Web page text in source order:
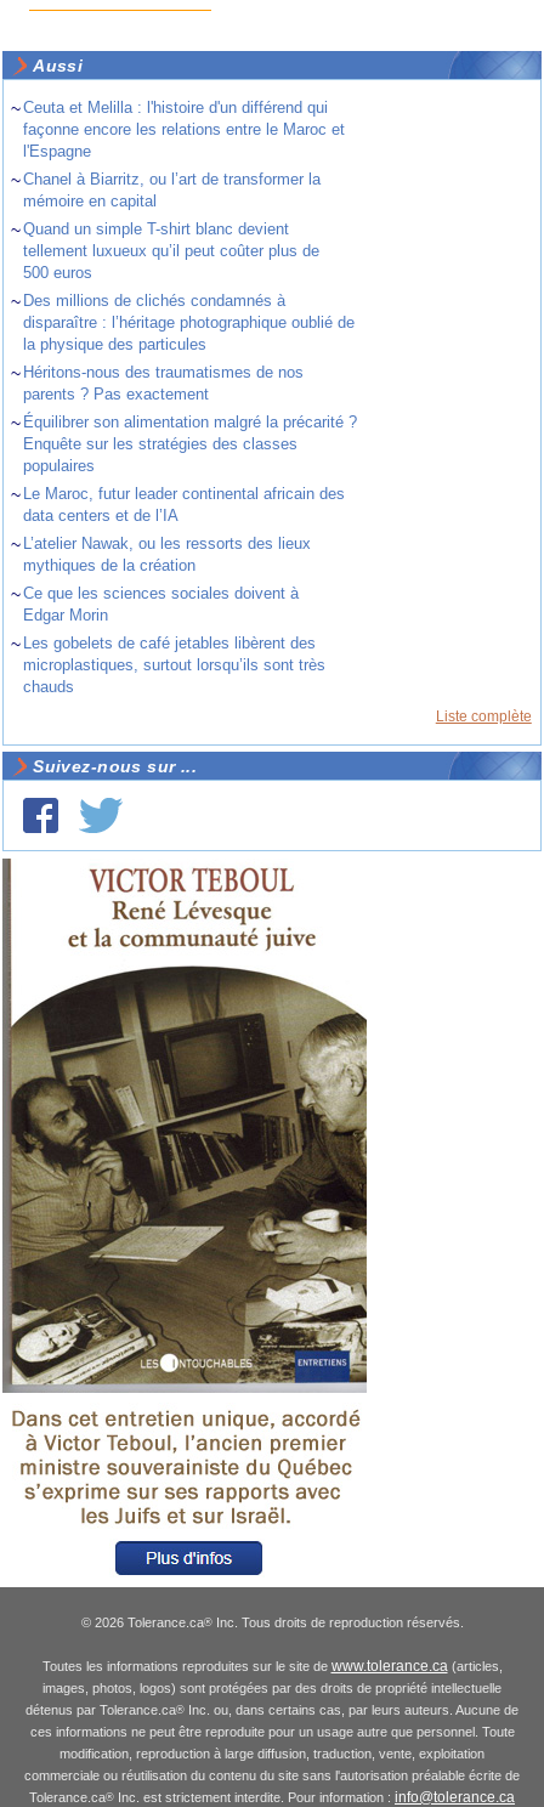
Aussi
~Ceuta et Melilla : l'histoire d'un différend qui
façonne encore les relations entre le Maroc et
l'Espagne
~Chanel à Biarritz, ou l’art de transformer la
mémoire en capital
~Quand un simple T-shirt blanc devient
tellement luxueux qu’il peut coûter plus de
500 euros
~ Des millions de clichés condamnés à
disparaître : l’héritage photographique oublié de
la physique des particules
~ Héritons-nous des traumatismes de nos
parents ? Pas exactement
~ Équilibrer son alimentation malgré la précarité ?
Enquête sur les stratégies des classes
populaires
~ Le Maroc, futur leader continental africain des
data centers et de l’IA
~ L’atelier Nawak, ou les ressorts des lieux
mythiques de la création
~Ce que les sciences sociales doivent à
Edgar Morin
~ Les gobelets de café jetables libèrent des
microplastiques, surtout lorsqu’ils sont très
chauds
Liste complète
Suivez-nous sur ...
© 2026 Tolerance.ca®Inc. Tous droits de reproduction réservés.
Toutes les informations reproduites sur le site de www.tolerance.ca(articles,
images, photos, logos) sont protégées par des droits de propriété intellectuelle
détenus par Tolerance.ca® Inc. ou, dans certains cas, par leurs auteurs. Aucune de
ces informations ne peut être reproduite pour un usage autre que personnel. Toute
modification, reproduction à large diffusion, traduction, vente, exploitation
commerciale ou réutilisation du contenu du site sans l'autorisation préalable écrite de
Tolerance.ca® Inc. est strictement interdite. Pour information : info@tolerance.ca